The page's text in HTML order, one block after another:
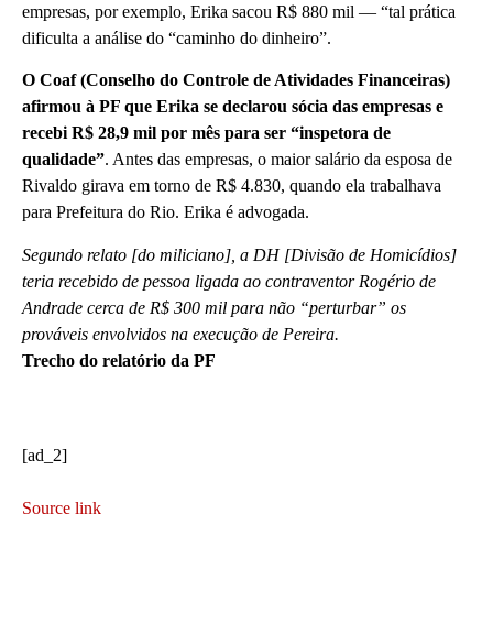
empresas, por exemplo, Erika sacou R$ 880 mil — “tal prática
dificulta a análise do “caminho do dinheiro”.
O Coaf (Conselho do Controle de Atividades Financeiras)
afirmou à PF que Erika se declarou sócia das empresas e
recebi R$ 28,9 mil por mês para ser “inspetora de
qualidade”. Antes das empresas, o maior salário da esposa de
Rivaldo girava em torno de R$ 4.830, quando ela trabalhava
para Prefeitura do Rio. Erika é advogada.
Segundo relato [do miliciano], a DH [Divisão de Homicídios]
teria recebido de pessoa ligada ao contraventor Rogério de
Andrade cerca de R$ 300 mil para não “perturbar” os
prováveis envolvidos na execução de Pereira.
Trecho do relatório da PF
[ad_2]
Source link